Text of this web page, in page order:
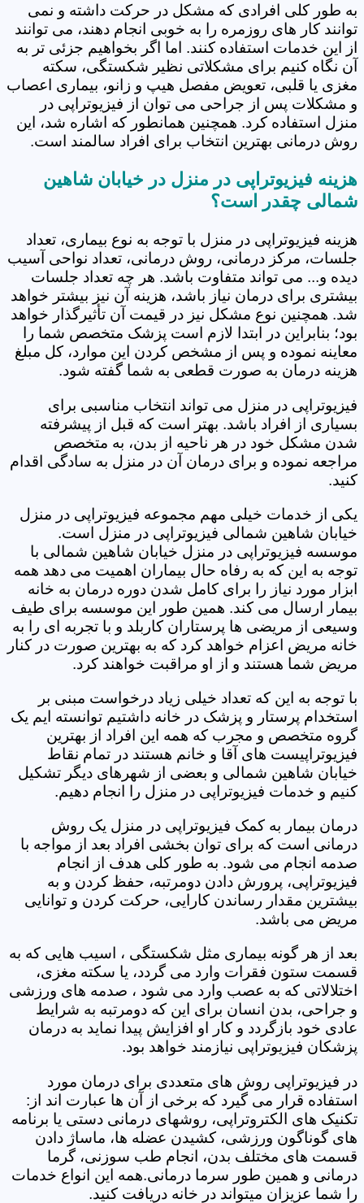
به طور کلی افرادی که مشکل در حرکت داشته و نمی
توانند کار های روزمره را به خوبی انجام دهند، می توانند
از این خدمات استفاده کنند. اما اگر بخواهیم جزئی تر به
آن نگاه کنیم برای مشکلاتی نظیر شکستگی، سکته
مغزی یا قلبی، تعویض مفصل هیپ و زانو، بیماری اعصاب
و مشکلات پس از جراحی می توان از فیزیوتراپی در
منزل استفاده کرد. همچنین همانطور که اشاره شد، این
روش درمانی بهترین انتخاب برای افراد سالمند است.
هزینه فیزیوتراپی در منزل در خیابان شاهین
شمالی چقدر است؟
هزینه فیزیوتراپی در منزل با توجه به نوع بیماری، تعداد
جلسات، مرکز درمانی، روش درمانی، تعداد نواحی آسیب
دیده و... می تواند متفاوت باشد. هر چه تعداد جلسات
بیشتری برای درمان نیاز باشد، هزینه آن نیز بیشتر خواهد
شد. همچنین نوع مشکل نیز در قیمت آن تأثیرگذار خواهد
بود؛ بنابراین در ابتدا لازم است پزشک متخصص شما را
معاینه نموده و پس از مشخص کردن این موارد، کل مبلغ
هزینه درمان به صورت قطعی به شما گفته شود.
فیزیوتراپی در منزل می تواند انتخاب مناسبی برای
بسیاری از افراد باشد. بهتر است که قبل از پیشرفته
شدن مشکل خود در هر ناحیه از بدن، به متخصص
مراجعه نموده و برای درمان آن در منزل به سادگی اقدام
کنید.
یکی از خدمات خیلی مهم مجموعه فیزیوتراپی در منزل
خیابان شاهین شمالی فیزیوتراپی در منزل است.
موسسه فیزیوتراپی در منزل خیابان شاهین شمالی با
توجه به این که به رفاه حال بیماران اهمیت می دهد همه
ابزار مورد نیاز را برای کامل شدن دوره درمان به خانه
بیمار ارسال می کند. همین طور این موسسه برای طیف
وسیعی از مریضی ها پرستاران کاربلد و با تجربه ای را به
خانه مریض اعزام خواهد کرد که به بهترین صورت در کنار
مریض شما هستند و از او مراقبت خواهند کرد.
با توجه به این که تعداد خیلی زیاد درخواست مبنی بر
استخدام پرستار و پزشک در خانه داشتیم توانسته ایم یک
گروه متخصص و مجرب که همه این افراد از بهترین
فیزیوتراپیست های آقا و خانم هستند در تمام نقاط
خیابان شاهین شمالی و بعضی از شهرهای دیگر تشکیل
کنیم و خدمات فیزیوتراپی در منزل را انجام دهیم.
درمان بیمار به کمک فیزیوتراپی در منزل یک روش
درمانی است که برای توان بخشی افراد بعد از مواجه با
صدمه انجام می شود. به طور کلی هدف از انجام
فیزیوتراپی، پرورش دادن دومرتبه، حفظ کردن و به
بیشترین مقدار رساندن کارایی، حرکت کردن و توانایی
مریض می باشد.
بعد از هر گونه بیماری مثل شکستگی ، اسیب هایی که به
قسمت ستون فقرات وارد می گردد، یا سکته مغزی،
اختلالاتی که به عصب وارد می شود ، صدمه های ورزشی
و جراحی، بدن انسان برای این که دومرتبه به شرایط
عادی خود بازگردد و کار او افزایش پیدا نماید به درمان
پزشکان فیزیوتراپی نیازمند خواهد بود.
در فیزیوتراپی روش های متعددی برای درمان مورد
استفاده قرار می گیرد که برخی از آن ها عبارت اند از:
تکنیک های الکتروتراپی، روشهای درمانی دستی یا برنامه
های گوناگون ورزشی، کشیدن عضله ها، ماساژ دادن
قسمت های مختلف بدن، انجام طب سوزنی، گرما
درمانی و همین طور سرما درمانی.همه این انواع خدمات
را شما عزیزان میتواند در خانه دریافت کنید.